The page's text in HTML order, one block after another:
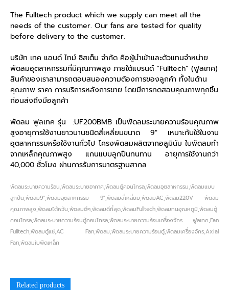
The Fulltech product which we supply can meet all the
needs of the customer. Our fans are tested for quality
before delivery to the customer.
บริษัท เทค แอนด์ ไทม์ ซิสเต็ม จำกัด คือผู้นำเข้าและตัวแทนจำหน่าย
พัดลมอุตสาหกรรมที่มีคุณภาพสูง ภายใต้แบรนด์ “Fulltech” (ฟูลเทค)
สินค้าของเราสามารถตอบสนองความต้องการของลูกค้า ทั้งในด้าน
คุณภาพ ราคา การบริการหลังการขาย โดยมีการทดสอบคุณภาพทุกชิ้น
ก่อนส่งถึงมือลูกค้า
พัดลม ฟูลเทค รุ่น :UF200BMB เป็นพัดลมระบายความร้อนคุณภาพ
สูงอายุการใช้งานยาวนานชนิดสี่เหลี่ยมขนาด 9″ เหมาะกับใช้ในงาน
อุตสาหกรรมหรือใช้งานทั่วไป โครงพัดลมผลิตจากอลูมินัม ใบพัดลมทำ
จากเหล็กคุณภาพสูง แกนแบบลูกปืนทนทาน อายุการใช้งานกว่า
40,000 ชั่วโมง ผ่านการรับการมาตรฐานสากล
พัดลมระบายความร้อน,พัดลมระบายอากาศ,พัดลมตู้คอนโทรล,พัดลมอุตสาหกรรม,พัดลมแบบ
ลูกปืน,พัดลม9″,พัดลมอุตสาหกรรม 9″,พัดลมสี่เหลี่ยม,พัดลมAC,พัดลม220V พัดลม
คุณภาพสูง,พัดลมไต้หวัน,พัดลมดีๆ,พัดลมดีที่สุด,พัดลมFulltech,พัดลมทนอุณหภูมิ,พัดลมตู้
คอนโทรล,พัดลมระบายความร้อนตู้คอนโทรล,พัดลมระบายความร้อนเครื่องจักร ฟูลเทค,Fan
Fulltech,พัดลมตู้แช่,AC Fan,พัดลม,พัดลมระบายความร้อนตู้,พัดลมเครื่องจักร,Axial
Fan,พัดลมใบพัดเหล็ก
Related products